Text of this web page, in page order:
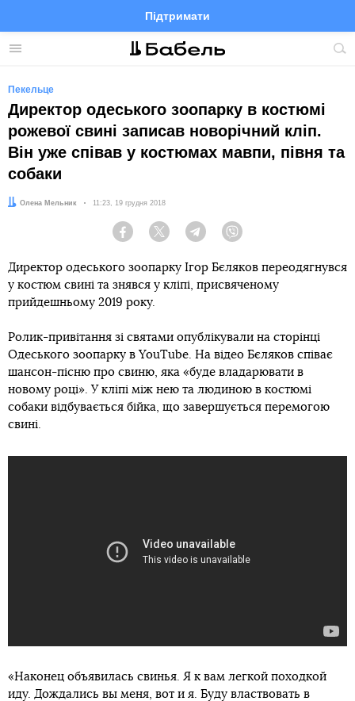
Меню
Підтримати
FacebookTelegramTwitter
Пекельце
Директор одеського зоопарку в костюмі
рожевої свині записав новорічний кліп.
Він уже співав у костюмах мавпи, півня та
собаки
Автор:
Олена Мельник Дата:
11:23, 19 грудня 2018
Facebook Twitter Telegram
Директор одеського зоопарку Ігор Бєляков переодягнувся
у костюм свині та знявся у кліпі, присвяченому
прийдешньому 2019 року.
Ролик-привітання зі святами опублікували на сторінці
Одеського зоопарку в YouTube. На відео Бєляков співає
шансон-пісню про свиню, яка «буде владарювати в
новому році». У кліпі між нею та людиною в костюмі
собаки відбувається бійка, що завершується перемогою
свині.
«Наконец объявилась свинья. Я к вам легкой походкой
иду. Дождались вы меня, вот и я. Буду властвовать в